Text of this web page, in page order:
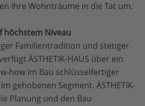
Ihre Wohnträume in die Tat um.
höchstem Niveau
Familientradition und stetiger
ÄSTHETIK-HAUS über ein
how im Bau schlüsselfertiger
gehobenen Segment. ÄSTHETIK-
Planung und den Bau